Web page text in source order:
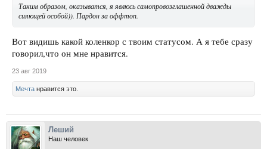
Таким образом, оказыватся, я явлюсь самопровозглашенной дважды
сияющей особой)). Пардон за оффтоп.
Вот видишь какой коленкор с твоим статусом. А я тебе сразу
говорил,что он мне нравится.
23 авг 2019
Мечта нравится это.
Леший
Наш человек